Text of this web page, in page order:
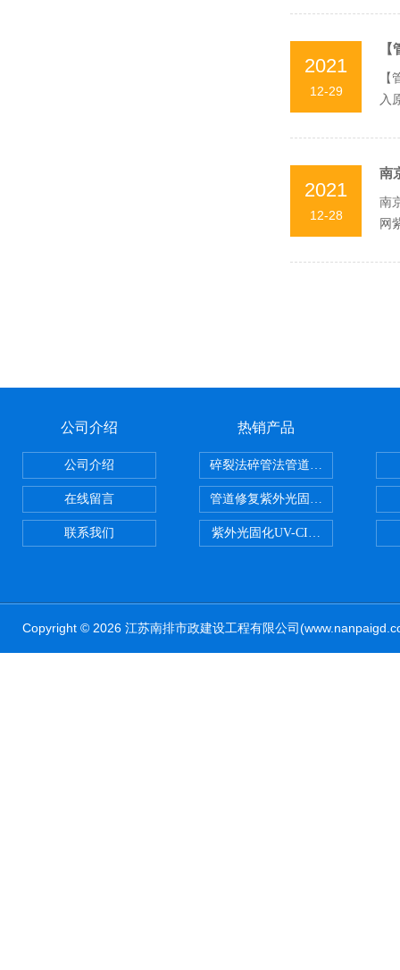
2021
12-29
入
2021
12-28
南
南
网
公司介绍
公司介绍
在线留言
联系我们
热销产品
碎裂法碎管法管道修复技术
管道修复紫外光固化修复CIPP内
紫外光固化UV-CIPP修复管道非
Copyright © 2026 江苏南排市政建设工程有限公司